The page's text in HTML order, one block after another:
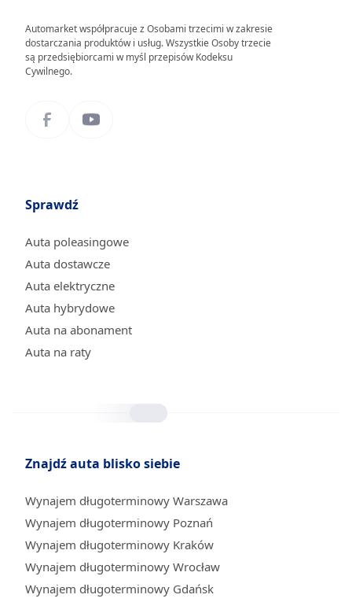
Automarket współpracuje z Osobami trzecimi w zakresie
dostarczania produktów i usług. Wszystkie Osoby trzecie
są przedsiębiorcami w myśl przepisów Kodeksu
Cywilnego.
Sprawdź
Auta poleasingowe
Auta dostawcze
Auta elektryczne
Auta hybrydowe
Auta na abonament
Auta na raty
Znajdź auta blisko siebie
Wynajem długoterminowy Warszawa
Wynajem długoterminowy Poznań
Wynajem długoterminowy Kraków
Wynajem długoterminowy Wrocław
Wynajem długoterminowy Gdańsk